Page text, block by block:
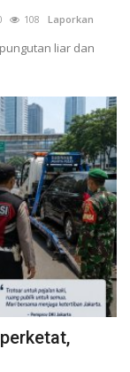
108 Laporkan
liar dan